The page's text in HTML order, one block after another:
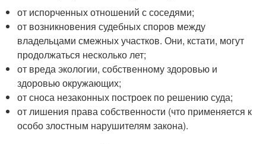
от испорченных отношений с соседями;
от возникновения судебных споров между
владельцами смежных участков. Они, кстати, могут
продолжаться несколько лет;
от вреда экологии, собственному здоровью и
здоровью окружающих;
от сноса незаконных построек по решению суда;
от лишения права собственности (что применяется к
особо злостным нарушителям закона).